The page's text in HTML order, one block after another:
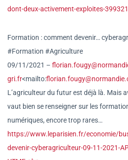
dont-deux-activement-exploites-
Formation : comment devenir…
#Formation #Agriculture
09/11/2021 –
gri.fr<mailto:florian.fougy@
L’agriculteur du futur est déjà là. Mais
vaut bien se renseigner sur les
numériques, encore trop rares…
https://www.leparisien.fr/economie/
devenir-cyberagriculteur-09-11-2021-